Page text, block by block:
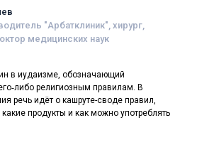
"Арбатклиник", хирург,
медицинских наук
в иудаизме, обозначающий
религиозным правилам. В
речь идёт о кашруте-своде правил,
продукты и как можно употреблять